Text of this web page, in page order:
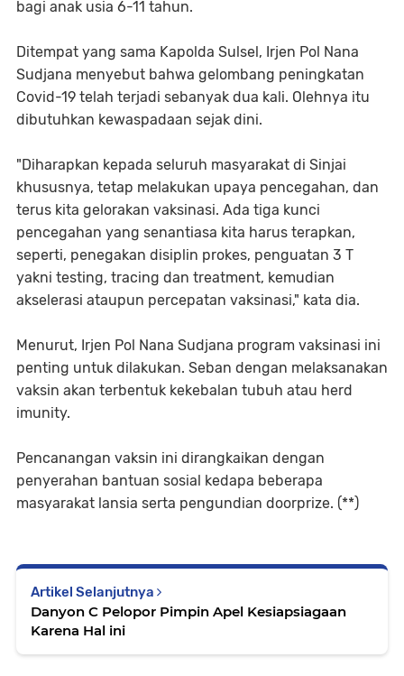
bagi anak usia 6-11 tahun.
Ditempat yang sama Kapolda Sulsel, Irjen Pol Nana
Sudjana menyebut bahwa gelombang peningkatan
Covid-19 telah terjadi sebanyak dua kali. Olehnya itu
dibutuhkan kewaspadaan sejak dini.
"Diharapkan kepada seluruh masyarakat di Sinjai
khususnya, tetap melakukan upaya pencegahan, dan
terus kita gelorakan vaksinasi. Ada tiga kunci
pencegahan yang senantiasa kita harus terapkan,
seperti, penegakan disiplin prokes, penguatan 3 T
yakni testing, tracing dan treatment, kemudian
akselerasi ataupun percepatan vaksinasi," kata dia.
Menurut, Irjen Pol Nana Sudjana program vaksinasi ini
penting untuk dilakukan. Seban dengan melaksanakan
vaksin akan terbentuk kekebalan tubuh atau herd
imunity.
Pencanangan vaksin ini dirangkaikan dengan
penyerahan bantuan sosial kedapa beberapa
masyarakat lansia serta pengundian doorprize. (**)
Artikel Selanjutnya
Danyon C Pelopor Pimpin Apel Kesiapsiagaan
Karena Hal ini